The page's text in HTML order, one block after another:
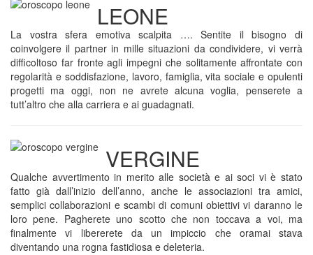
LEONE
La vostra sfera emotiva scalpita …. Sentite il bisogno di
coinvolgere il partner in mille situazioni da condividere, vi verrà
difficoltoso far fronte agli impegni che solitamente affrontate con
regolarità e soddisfazione, lavoro, famiglia, vita sociale e opulenti
progetti ma oggi, non ne avrete alcuna voglia, penserete a
tutt’altro che alla carriera e ai guadagnati.
VERGINE
Qualche avvertimento in merito alle società e ai soci vi è stato
fatto già dall’inizio dell’anno, anche le associazioni tra amici,
semplici collaborazioni e scambi di comuni obiettivi vi daranno le
loro pene. Pagherete uno scotto che non toccava a voi, ma
finalmente vi libererete da un impiccio che oramai stava
diventando una rogna fastidiosa e deleteria.